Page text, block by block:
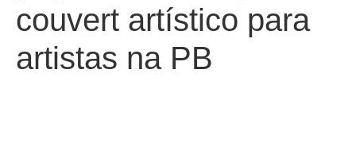
couvert artístico para
artistas na PB